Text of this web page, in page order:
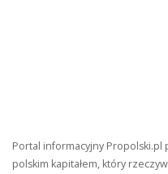
Portal informacyjny Propolski.pl
polskim kapitałem, który